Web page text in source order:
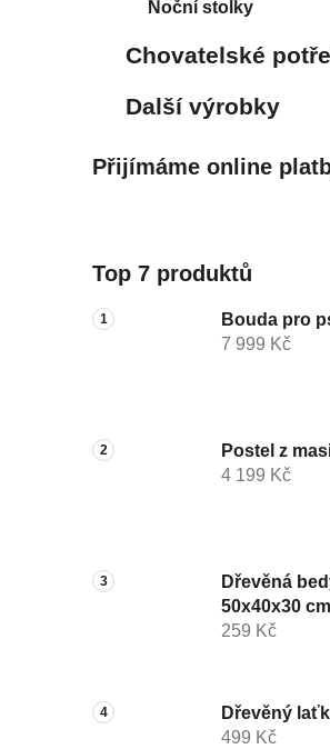
Noční stolky
Chovatelské
Další výrobky
Přijímáme online
Top 7 produktů
Bouda pro
7 999 Kč
Postel z
4 199 Kč
Dřevěná
50x40x30
259 Kč
Dřevěný
499 Kč